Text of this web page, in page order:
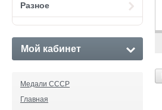
Разное
Мой кабинет
Медали СССР
Главная